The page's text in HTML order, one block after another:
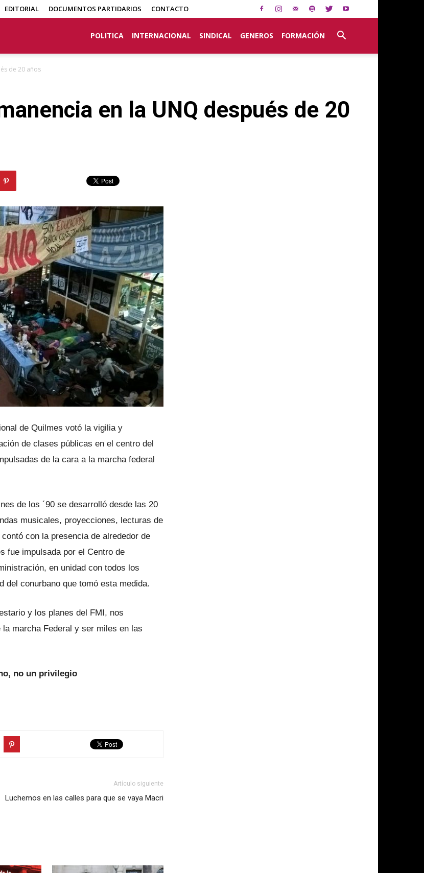
EDITORIAL DOCUMENTOS PARTIDARIOS CONTACTO
POLITICA INTERNACIONAL SINDICAL GENEROS FORMACIÓN
de 20 años
en la UNQ después de 20
de Quilmes votó la vigilia y
de clases públicas en el centro del
de la cara a la marcha federal
de los ´90 se desarrolló desde las 20
musicales, proyecciones, lecturas de
con la presencia de alrededor de
fue impulsada por el Centro de
en unidad con todos los
conurbano que tomó esta medida.
y los planes del FMI, nos
marcha Federal y ser miles en las
no un privilegio
Artículo siguiente
Luchemos en las calles para que se vaya Macri